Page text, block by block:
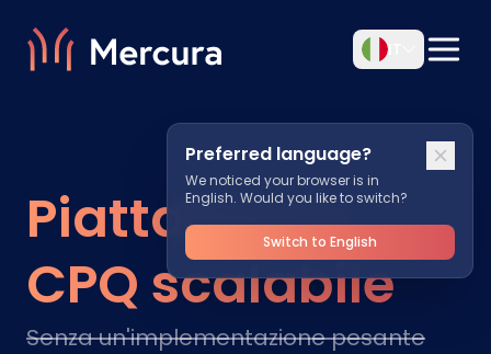
Preferred language?
We noticed your browser is in
English. Would you like to switch?
Switch to English
Piattaforma
CPQ scalabile
Senza un'implementazione pesante